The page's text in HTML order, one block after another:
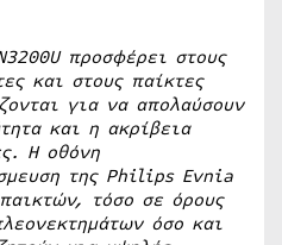
προσφέρει στους
και στους παίκτες
για να απολαύσουν
και η ακρίβεια
Η οθόνη
της Philips Evnia
τόσο σε όρους
όσο και